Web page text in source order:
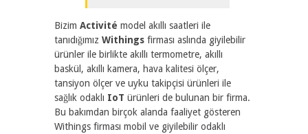
Bizim Activité model akıllı saatleri ile
tanıdığımız Withings firması aslında giyilebilir
ürünler ile birlikte akıllı termometre, akıllı
baskül, akıllı kamera, hava kalitesi ölçer,
tansiyon ölçer ve uyku takipçisi ürünleri ile
sağlık odaklı IoT ürünleri de bulunan bir firma.
Bu bakımdan birçok alanda faaliyet gösteren
Withings firması mobil ve giyilebilir odaklı